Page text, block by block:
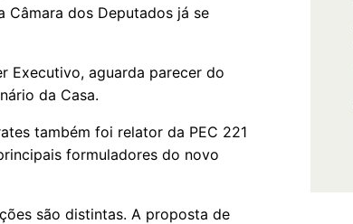
Câmara dos Deputados já se
Executivo, aguarda parecer do
da Casa.
também foi relator da PEC 221
formuladores do novo
são distintas. A proposta de